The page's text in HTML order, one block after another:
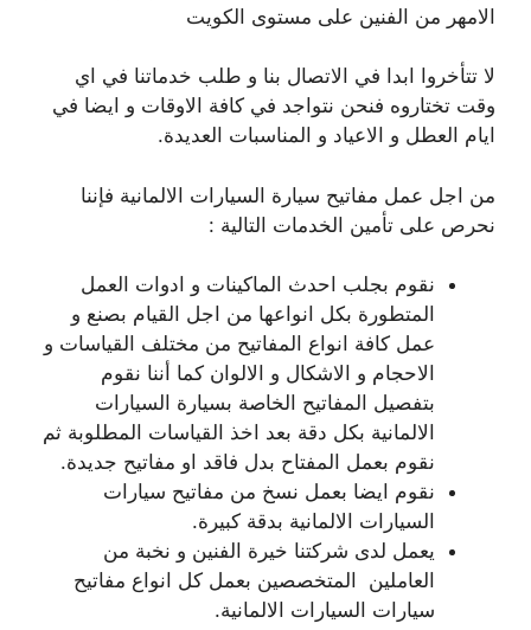
الامهر من الفنين على مستوى الكويت
لا تتأخروا ابدا في الاتصال بنا و طلب خدماتنا في اي
وقت تختاروه فنحن نتواجد في كافة الاوقات و ايضا في
ايام العطل و الاعياد و المناسبات العديدة.
من اجل عمل مفاتيح سيارة السيارات الالمانية فإننا
نحرص على تأمين الخدمات التالية :
نقوم بجلب احدث الماكينات و ادوات العمل
المتطورة بكل انواعها من اجل القيام بصنع و
عمل كافة انواع المفاتيح من مختلف القياسات و
الاحجام و الاشكال و الالوان كما أننا نقوم
بتفصيل المفاتيح الخاصة بسيارة السيارات
الالمانية بكل دقة بعد اخذ القياسات المطلوبة ثم
نقوم بعمل المفتاح بدل فاقد او مفاتيح جديدة.
نقوم ايضا بعمل نسخ من مفاتيح سيارات
السيارات الالمانية بدقة كبيرة.
يعمل لدى شركتنا خيرة الفنين و نخبة من
العاملين المتخصصين بعمل كل انواع مفاتيح
سيارات السيارات الالمانية.